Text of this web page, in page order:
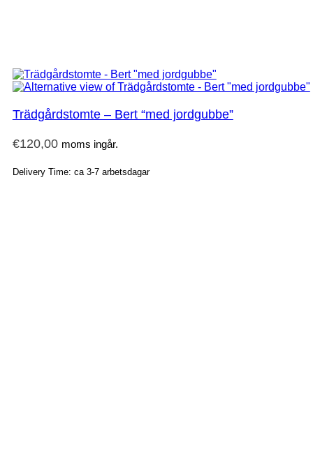
Trädgårdstomte – Bert “med jordgubbe”
€120,00 moms ingår.
Delivery Time: ca 3-7 arbetsdagar